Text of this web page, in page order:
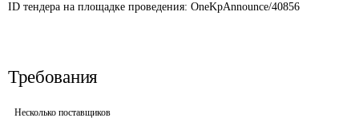
ID тендера на площадке проведения: OneKpAnnounce/40856
Требования
Несколько поставщиков